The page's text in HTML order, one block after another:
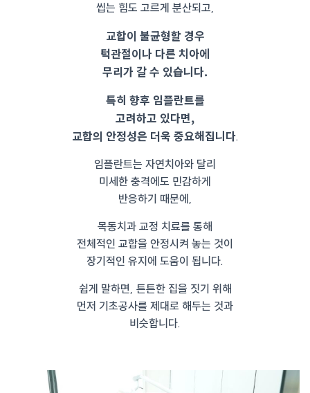
씹는 힘도 고르게 분산되고,
교합이 불균형할 경우
턱관절이나 다른 치아에
무리가 갈 수 있습니다.
특히 향후 임플란트를
고려하고 있다면,
교합의 안정성은 더욱 중요해집니다.
임플란트는 자연치아와 달리
미세한 충격에도 민감하게
반응하기 때문에,
목동치과 교정 치료를 통해
전체적인 교합을 안정시켜 놓는 것이
장기적인 유지에 도움이 됩니다.
쉽게 말하면, 튼튼한 집을 짓기 위해
먼저 기초공사를 제대로 해두는 것과
비슷합니다.